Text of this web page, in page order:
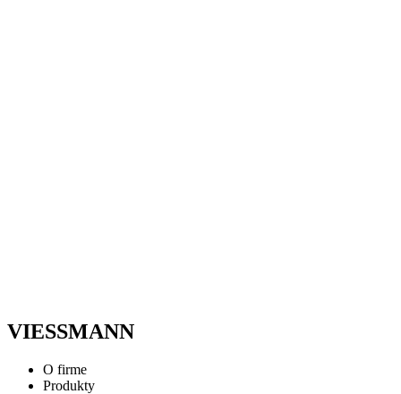
VIESSMANN
O firme
Produkty